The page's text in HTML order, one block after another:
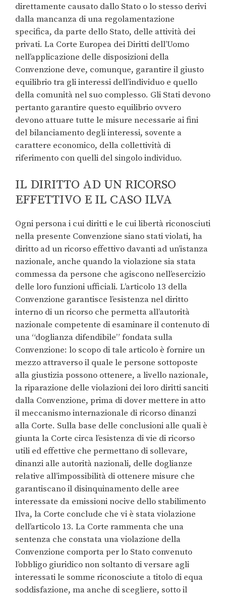
direttamente causato dallo Stato o lo stesso derivi
dalla mancanza di una regolamentazione
specifica, da parte dello Stato, delle attività dei
privati. La Corte Europea dei Diritti dell’Uomo
nell’applicazione delle disposizioni della
Convenzione deve, comunque, garantire il giusto
equilibrio tra gli interessi dell’individuo e quello
della comunità nel suo complesso. Gli Stati devono
pertanto garantire questo equilibrio ovvero
devono attuare tutte le misure necessarie ai fini
del bilanciamento degli interessi, sovente a
carattere economico, della collettività di
riferimento con quelli del singolo individuo.
IL DIRITTO AD UN RICORSO
EFFETTIVO E IL CASO ILVA
Ogni persona i cui diritti e le cui libertà riconosciuti
nella presente Convenzione siano stati violati, ha
diritto ad un ricorso effettivo davanti ad un’istanza
nazionale, anche quando la violazione sia stata
commessa da persone che agiscono nell’esercizio
delle loro funzioni ufficiali. L’articolo 13 della
Convenzione garantisce l’esistenza nel diritto
interno di un ricorso che permetta all’autorità
nazionale competente di esaminare il contenuto di
una “doglianza difendibile” fondata sulla
Convenzione: lo scopo di tale articolo è fornire un
mezzo attraverso il quale le persone sottoposte
alla giustizia possono ottenere, a livello nazionale,
la riparazione delle violazioni dei loro diritti sanciti
dalla Convenzione, prima di dover mettere in atto
il meccanismo internazionale di ricorso dinanzi
alla Corte. Sulla base delle conclusioni alle quali è
giunta la Corte circa l’esistenza di vie di ricorso
utili ed effettive che permettano di sollevare,
dinanzi alle autorità nazionali, delle doglianze
relative all’impossibilità di ottenere misure che
garantiscano il disinquinamento delle aree
interessate da emissioni nocive dello stabilimento
Ilva, la Corte conclude che vi è stata violazione
dell’articolo 13. La Corte rammenta che una
sentenza che constata una violazione della
Convenzione comporta per lo Stato convenuto
l’obbligo giuridico non soltanto di versare agli
interessati le somme riconosciute a titolo di equa
soddisfazione, ma anche di scegliere, sotto il